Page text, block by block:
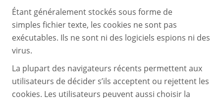
Étant généralement stockés sous forme de
simples fichier texte, les cookies ne sont pas
exécutables. Ils ne sont ni des logiciels espions ni des
virus.
La plupart des navigateurs récents permettent aux
utilisateurs de décider s’ils acceptent ou rejettent les
cookies. Les utilisateurs peuvent aussi choisir la